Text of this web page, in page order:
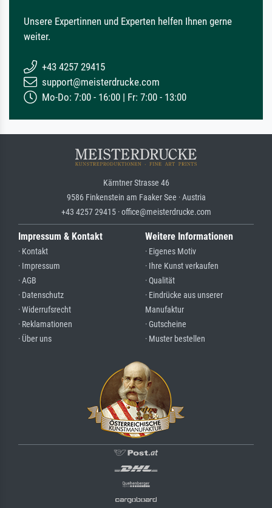
Unsere Expertinnen und Experten helfen Ihnen gerne
weiter.
+43 4257 29415
support@meisterdrucke.com
Mo-Do: 7:00 - 16:00 | Fr: 7:00 - 13:00
Kärntner Strasse 46
9586 Finkenstein am Faaker See · Austria
+43 4257 29415 · office@meisterdrucke.com
Impressum & Kontakt
· Kontakt
· Impressum
· AGB
· Datenschutz
· Widerrufsrecht
· Reklamationen
· Über uns
Weitere Informationen
· Eigenes Motiv
· Ihre Kunst verkaufen
· Qualität
· Eindrücke aus unserer
Manufaktur
· Gutscheine
· Muster bestellen